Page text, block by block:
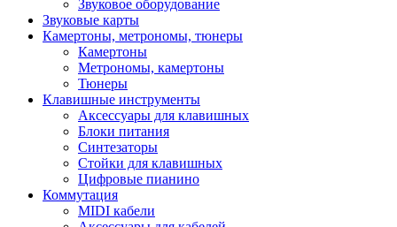
Звуковое оборудование
Звуковые карты
Камертоны, метрономы, тюнеры
Камертоны
Метрономы, камертоны
Тюнеры
Клавишные инструменты
Аксессуары для клавишных
Блоки питания
Синтезаторы
Стойки для клавишных
Цифровые пианино
Коммутация
MIDI кабели